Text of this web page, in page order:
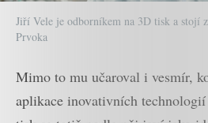
Jiří Vele je odborníkem na 3D tisk a stojí
Prvoka
Mimo to mu učaroval i vesmír,
aplikace inovativních